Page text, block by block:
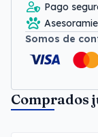
Pago
Somos de
Comprados